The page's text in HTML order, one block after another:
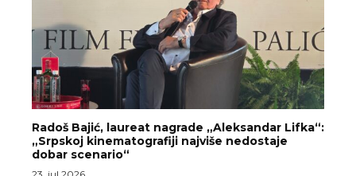
Radoš Bajić, laureat nagrade „Aleksandar Lifka“:
„Srpskoj kinematografiji najviše nedostaje
dobar scenario“